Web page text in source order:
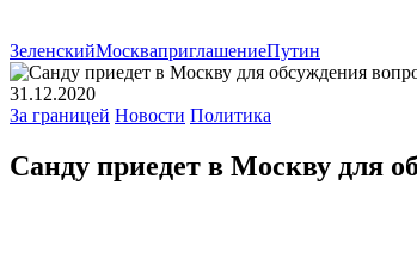
ЗеленскийМоскваприглашениеПутин
31.12.2020
За границей Новости Политика
Санду приедет в Москву для